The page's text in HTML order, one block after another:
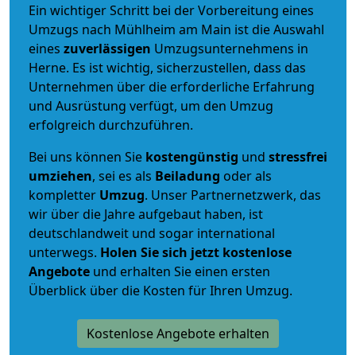
Ein wichtiger Schritt bei der Vorbereitung eines
Umzugs nach Mühlheim am Main ist die Auswahl
eines zuverlässigen Umzugsunternehmens in
Herne. Es ist wichtig, sicherzustellen, dass das
Unternehmen über die erforderliche Erfahrung
und Ausrüstung verfügt, um den Umzug
erfolgreich durchzuführen.
Bei uns können Sie kostengünstig und stressfrei
umziehen, sei es als Beiladung oder als
kompletter Umzug. Unser Partnernetzwerk, das
wir über die Jahre aufgebaut haben, ist
deutschlandweit und sogar international
unterwegs. Holen Sie sich jetzt kostenlose
Angebote und erhalten Sie einen ersten
Überblick über die Kosten für Ihren Umzug.
Kostenlose Angebote erhalten